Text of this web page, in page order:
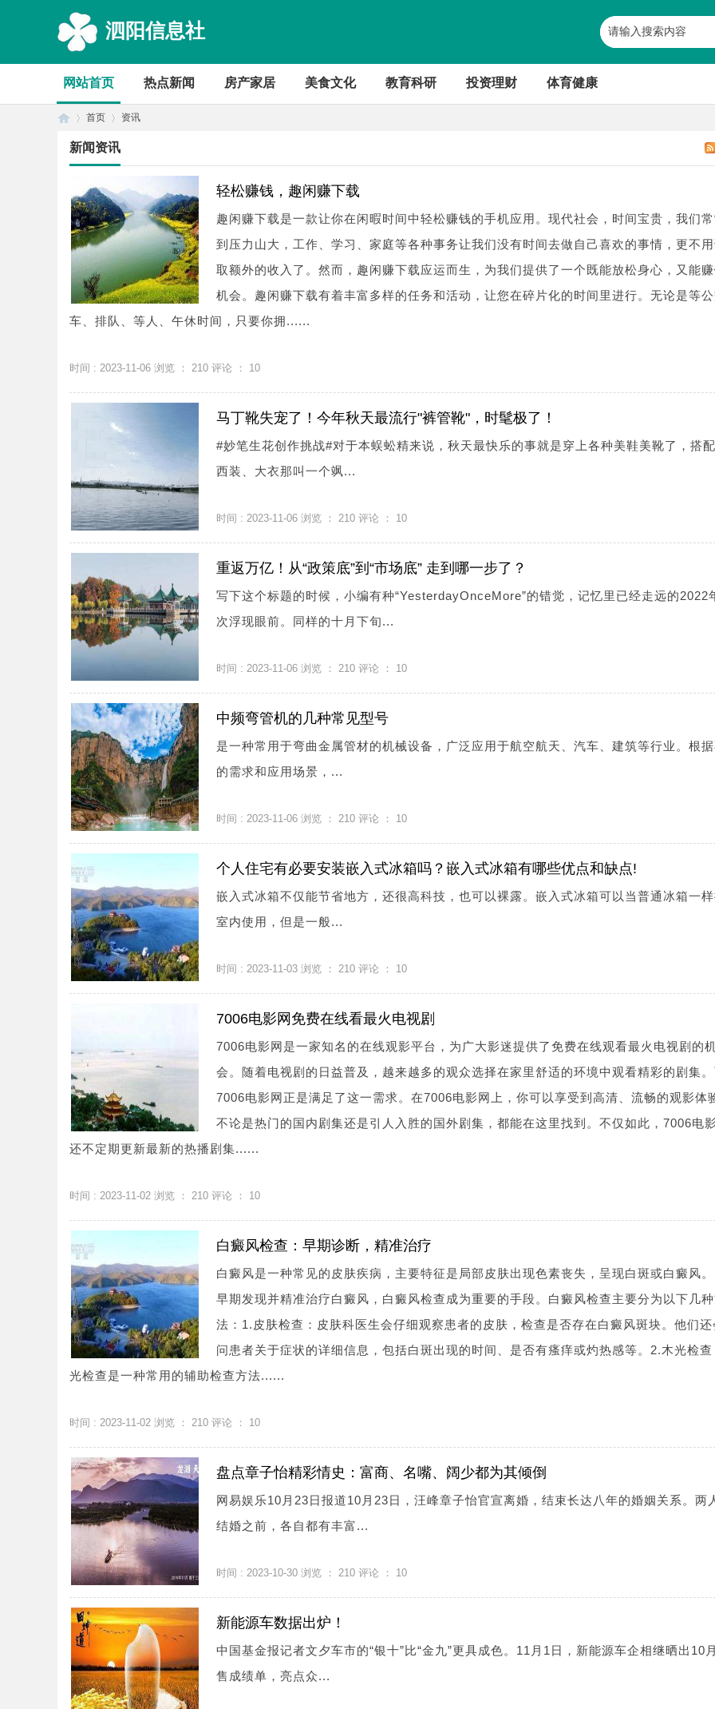
泗阳信息社
网站首页 热点新闻 房产家居 美食文化 教育科研 投资理财 体育健康
首页
›
资讯
新闻资讯
轻松赚钱，趣闲赚下载
趣闲赚下载是一款让你在闲暇时间中轻松赚钱的手机应用。现代社会，时间宝贵，我们
到压力山大，工作、学习、家庭等各种事务让我们没有时间去做自己喜欢的事情，更不
取额外的收入了。然而，趣闲赚下载应运而生，为我们提供了一个既能放松身心，又能
机会。趣闲赚下载有着丰富多样的任务和活动，让您在碎片化的时间里进行。无论是等公
车、排队、等人、午休时间，只要你拥......
时间 : 2023-11-06 浏览 ： 210 评论 ： 10
马丁靴失宠了！今年秋天最流行"裤管靴"，时髦极了！
#妙笔生花创作挑战#对于本蜈蚣精来说，秋天最快乐的事就是穿上各种美鞋美靴了，搭
西装、大衣那叫一个飒...
时间 : 2023-11-06 浏览 ： 210 评论 ： 10
重返万亿！从“政策底”到“市场底” 走到哪一步了？
写下这个标题的时候，小编有种“YesterdayOnceMore”的错觉，记忆里已经走远的2022
次浮现眼前。同样的十月下旬...
时间 : 2023-11-06 浏览 ： 210 评论 ： 10
中频弯管机的几种常见型号
是一种常用于弯曲金属管材的机械设备，广泛应用于航空航天、汽车、建筑等行业。根
的需求和应用场景，...
时间 : 2023-11-06 浏览 ： 210 评论 ： 10
个人住宅有必要安装嵌入式冰箱吗？嵌入式冰箱有哪些优点和缺点!
嵌入式冰箱不仅能节省地方，还很高科技，也可以裸露。嵌入式冰箱可以当普通冰箱一
室内使用，但是一般...
时间 : 2023-11-03 浏览 ： 210 评论 ： 10
7006电影网免费在线看最火电视剧
7006电影网是一家知名的在线观影平台，为广大影迷提供了免费在线观看最火电视剧的
会。随着电视剧的日益普及，越来越多的观众选择在家里舒适的环境中观看精彩的剧集
7006电影网正是满足了这一需求。在7006电影网上，你可以享受到高清、流畅的观影体
不论是热门的国内剧集还是引人入胜的国外剧集，都能在这里找到。不仅如此，7006电
还不定期更新最新的热播剧集......
时间 : 2023-11-02 浏览 ： 210 评论 ： 10
白癜风检查：早期诊断，精准治疗
白癜风是一种常见的皮肤疾病，主要特征是局部皮肤出现色素丧失，呈现白斑或白癜风。
早期发现并精准治疗白癜风，白癜风检查成为重要的手段。白癜风检查主要分为以下几
法：1.皮肤检查：皮肤科医生会仔细观察患者的皮肤，检查是否存在白癜风斑块。他们还
问患者关于症状的详细信息，包括白斑出现的时间、是否有瘙痒或灼热感等。2.木光检查
光检查是一种常用的辅助检查方法......
时间 : 2023-11-02 浏览 ： 210 评论 ： 10
盘点章子怡精彩情史：富商、名嘴、阔少都为其倾倒
网易娱乐10月23日报道10月23日，汪峰章子怡官宣离婚，结束长达八年的婚姻关系。两
结婚之前，各自都有丰富...
时间 : 2023-10-30 浏览 ： 210 评论 ： 10
新能源车数据出炉！
中国基金报记者文夕车市的“银十”比“金九”更具成色。11月1日，新能源车企相继晒出10
售成绩单，亮点众...